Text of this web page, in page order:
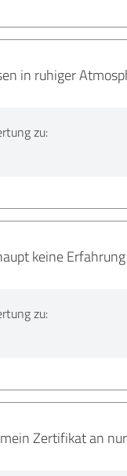
in ruhiger
zu:
keine
zu:
Zertifikat an